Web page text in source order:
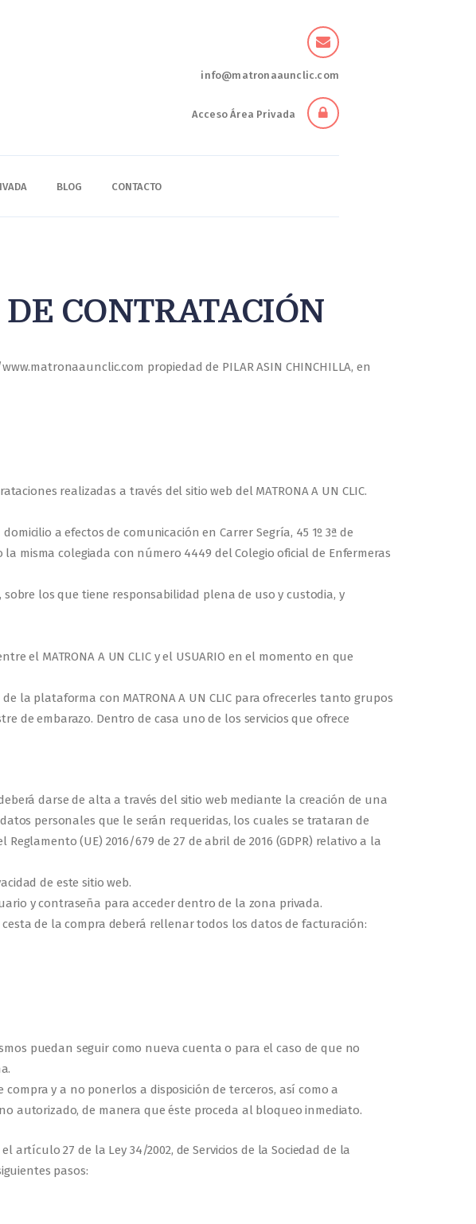
info@matronaaunclic.com
Acceso Área Privada
BLOG CONTACTO
CONTRATACIÓN
propiedad de PILAR ASIN CHINCHILLA, en
realizadas a través del sitio web del MATRONA A UN CLIC.
a efectos de comunicación en Carrer Segría, 45 1º 3ª de
misma colegiada con número 4449 del Colegio oficial de Enfermeras
los que tiene responsabilidad plena de uso y custodia, y
MATRONA A UN CLIC y el USUARIO en el momento en que
la plataforma con MATRONA A UN CLIC para ofrecerles tanto grupos
de embarazo. Dentro de casa uno de los servicios que ofrece
darse de alta a través del sitio web mediante la creación de una
personales que le serán requeridas, los cuales se trataran de
(UE) 2016/679 de 27 de abril de 2016 (GDPR) relativo a la
de este sitio web.
y contraseña para acceder dentro de la zona privada.
de la compra deberá rellenar todos los datos de facturación:
puedan seguir como nueva cuenta o para el caso de que no
y a no ponerlos a disposición de terceros, así como a
autorizado, de manera que éste proceda al bloqueo inmediato.
27 de la Ley 34/2002, de Servicios de la Sociedad de la
pasos: